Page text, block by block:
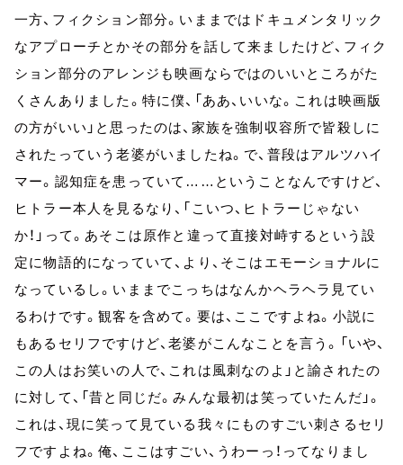
一方、フィクション部分。いままではドキュメンタリック
なアプローチとかその部分を話して来ましたけど、フィク
ション部分のアレンジも映画ならではのいいところがた
くさんありました。特に僕、「ああ、いいな。これは映画版
の方がいい」と思ったのは、家族を強制収容所で皆殺しに
されたっていう老婆がいましたね。で、普段はアルツハイ
マー。認知症を患っていて……ということなんですけど、
ヒトラー本人を見るなり、「こいつ、ヒトラーじゃない
か！」って。あそこは原作と違って直接対峙するという設
定に物語的になっていて、より、そこはエモーショナルに
なっているし。いままでこっちはなんかヘラヘラ見てい
るわけです。観客を含めて。要は、ここですよね。小説に
もあるセリフですけど、老婆がこんなことを言う。「いや、
この人はお笑いの人で、これは風刺なのよ」と諭されたの
に対して、「昔と同じだ。みんな最初は笑っていたんだ」。
これは、現に笑って見ている我々にものすごい刺さるセリ
フですよね。俺、ここはすごい、うわーっ！ってなりまし